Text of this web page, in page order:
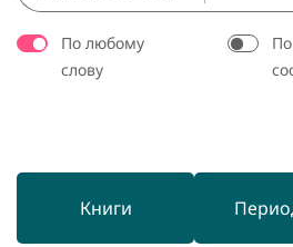
По любому
слову
Книги